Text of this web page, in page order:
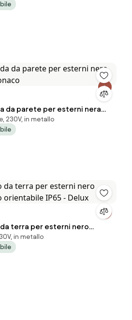
da parete per esterni nera
230V, in metallo
terra per esterni nero
orientabile IP65 - Delux
in metallo